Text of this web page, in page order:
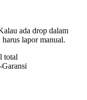
ada drop dalam
lapor manual.
total